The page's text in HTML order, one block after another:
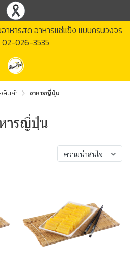
าหารสด อาหารแช่แข็ง แบบครบวงจร
02-026-3535
สินค้า อาหารญี่ปุ่น
ารญี่ปุ่น
ความน่าสนใจ